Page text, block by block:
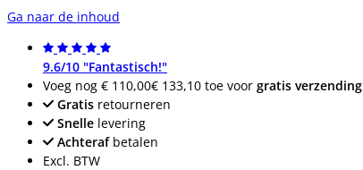
Ga naar de inhoud
9.6/10 "Fantastisch!"
Voeg nog € 110,00€ 133,10 toe voor gratis verzending
Gratis retourneren
Snelle levering
Achterafbetalen
Excl. BTW